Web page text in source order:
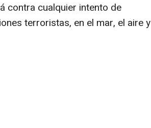
contra cualquier intento de
terroristas, en el mar, el aire y